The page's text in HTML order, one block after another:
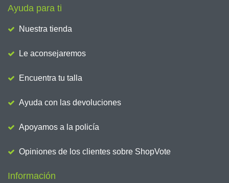
Ayuda para ti
Nuestra tienda
Le aconsejaremos
Encuentra tu talla
Ayuda con las devoluciones
Apoyamos a la policía
Opiniones de los clientes sobre ShopVote
Información